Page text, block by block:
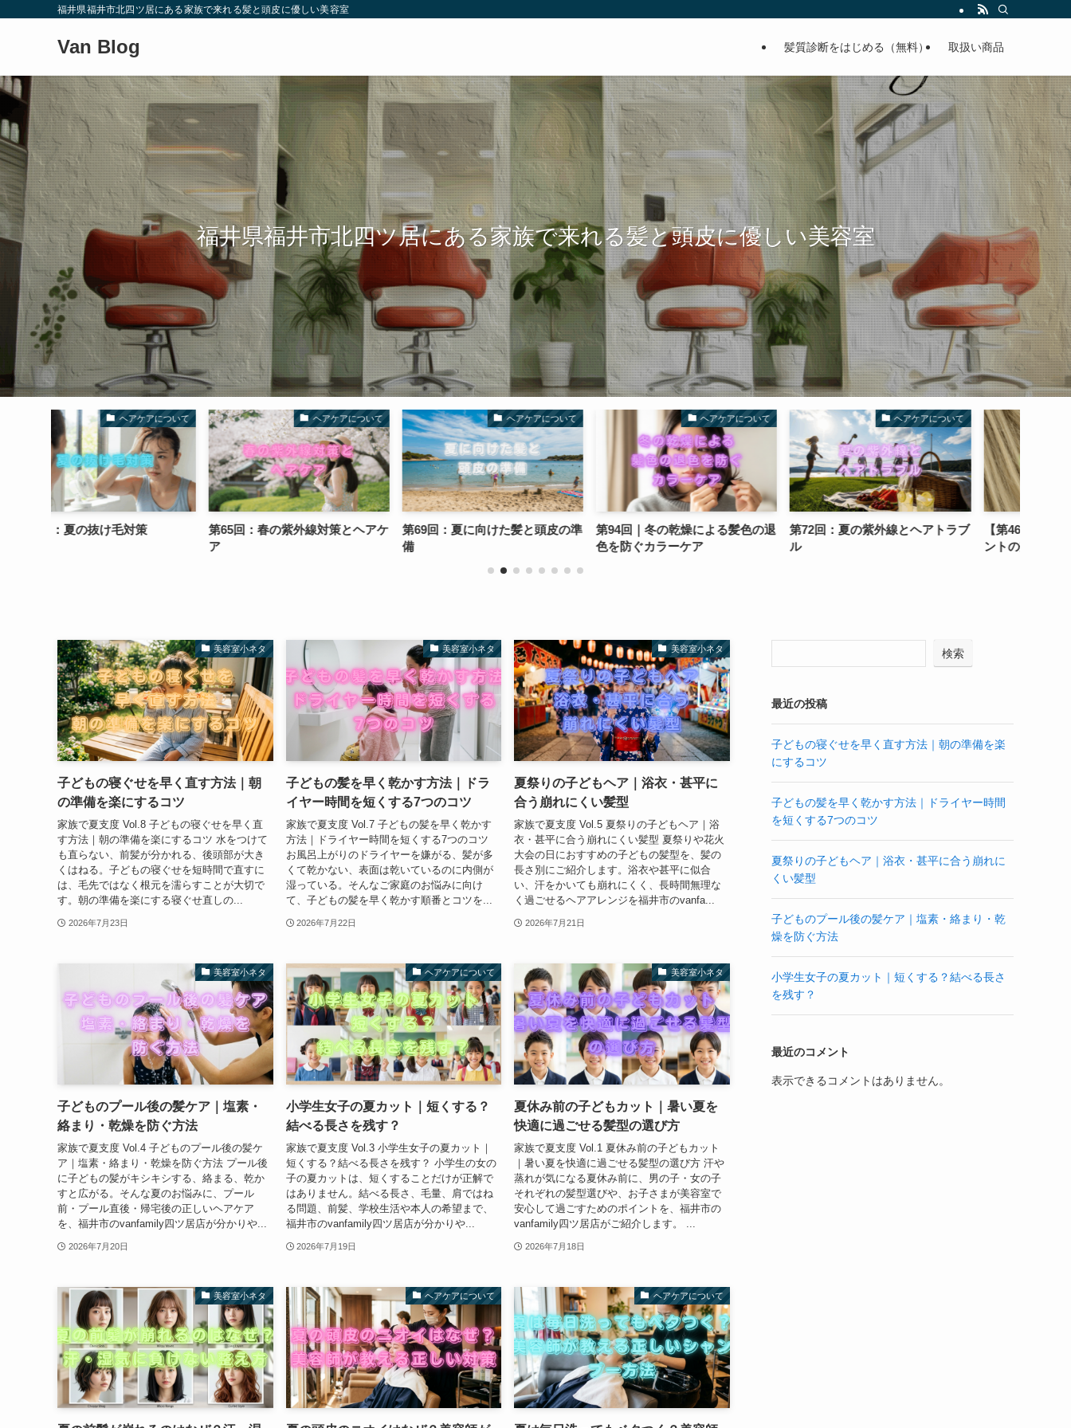
福井県福井市北四ツ居にある家族で来れる髪と頭皮に優しい美容室
Van Blog 髪質診断をはじめる（無料） 取扱い商品
福井県福井市北四ツ居にある家族で来れる髪と頭皮に優しい美容室
ヘアケアについて
第65回：春の紫外線対策とヘアケ
ヘアケアについて
第69回：夏に向けた髪と頭皮の準
ヘアケアについて
第94回｜冬の乾燥による髪色の退
ヘアケアについて
第72回：夏の紫外線とヘアトラブ
ル
美容室小ネタ
【第46回】アウトバストリートメ
美容室小ネタ
子どもの寝ぐせを早く直す方法｜朝
の準備を楽にするコツ
家族で夏支度 Vol.8 子どもの寝ぐせを早く直
す方法｜朝の準備を楽にするコツ 水をつけて
も直らない、前髪が分かれる、後頭部が大き
くはねる。子どもの寝ぐせを短時間で直すに
は、毛先ではなく根元を濡らすことが大切で
す。朝の準備を楽にする寝ぐせ直しの...
2026年7月23日
美容室小ネタ
子どもの髪を早く乾かす方法｜ドラ
イヤー時間を短くする7つのコツ
家族で夏支度 Vol.7 子どもの髪を早く乾かす
方法｜ドライヤー時間を短くする7つのコツ
お風呂上がりのドライヤーを嫌がる、髪が多
くて乾かない、表面は乾いているのに内側が
湿っている。そんなご家庭のお悩みに向け
て、子どもの髪を早く乾かす順番とコツを...
2026年7月22日
美容室小ネタ
夏祭りの子どもヘア｜浴衣・甚平に
合う崩れにくい髪型
家族で夏支度 Vol.5 夏祭りの子どもヘア｜浴
衣・甚平に合う崩れにくい髪型 夏祭りや花火
大会の日におすすめの子どもの髪型を、髪の
長さ別にご紹介します。浴衣や甚平に似合
い、汗をかいても崩れにくく、長時間無理な
く過ごせるヘアアレンジを福井市のvanfa...
2026年7月21日
美容室小ネタ
子どものプール後の髪ケア｜塩素・
絡まり・乾燥を防ぐ方法
家族で夏支度 Vol.4 子どものプール後の髪ケ
ア｜塩素・絡まり・乾燥を防ぐ方法 プール後
に子どもの髪がキシキシする、絡まる、乾か
すと広がる。そんな夏のお悩みに、プール
前・プール直後・帰宅後の正しいヘアケア
を、福井市のvanfamily四ツ居店が分かりや...
2026年7月20日
ヘアケアについて
小学生女子の夏カット｜短くする？
結べる長さを残す？
家族で夏支度 Vol.3 小学生女子の夏カット｜
短くする？結べる長さを残す？ 小学生の女の
子の夏カットは、短くすることだけが正解で
はありません。結べる長さ、毛量、肩ではね
る問題、前髪、学校生活や本人の希望まで、
福井市のvanfamily四ツ居店が分かりや...
2026年7月19日
美容室小ネタ
夏休み前の子どもカット｜暑い夏を
快適に過ごせる髪型の選び方
家族で夏支度 Vol.1 夏休み前の子どもカット
｜暑い夏を快適に過ごせる髪型の選び方 汗や
蒸れが気になる夏休み前に、男の子・女の子
それぞれの髪型選びや、お子さまが美容室で
安心して過ごすためのポイントを、福井市の
vanfamily四ツ居店がご紹介します。 ...
2026年7月18日
美容室小ネタ ヘアケアについて ヘアケアについて
検索
最近の投稿
子どもの寝ぐせを早く直す方法｜朝の準備を楽
にするコツ
子どもの髪を早く乾かす方法｜ドライヤー時間
を短くする7つのコツ
夏祭りの子どもヘア｜浴衣・甚平に合う崩れに
くい髪型
子どものプール後の髪ケア｜塩素・絡まり・乾
燥を防ぐ方法
小学生女子の夏カット｜短くする？結べる長さ
を残す？
最近のコメント
表示できるコメントはありません。